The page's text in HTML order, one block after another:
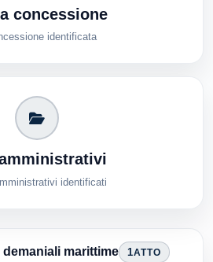
concessione
identificata
identificati
marittime 1 ATTO